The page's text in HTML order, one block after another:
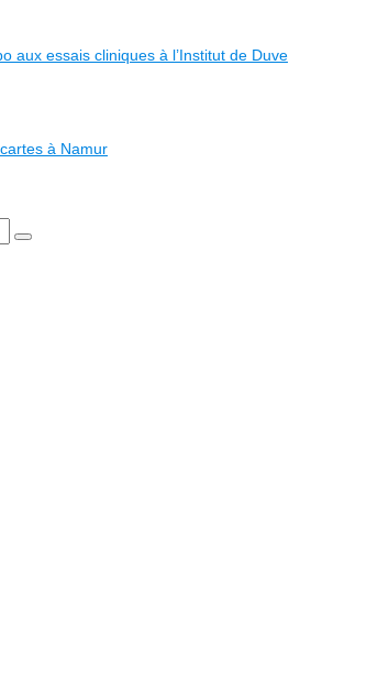
aux essais cliniques à l’Institut de Duve
à Namur